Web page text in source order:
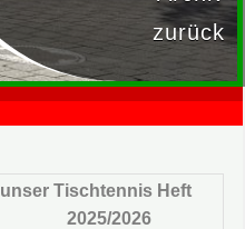
zurück
unser Tischtennis Heft
2025/2026